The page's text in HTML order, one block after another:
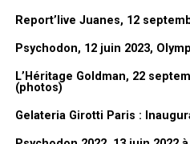
280
J’en
faire
Report’live Juanes, 12
Psychodon, 12 juin 2023,
L’Héritage Goldman, 22
(photos)
Gelateria Girotti Paris :